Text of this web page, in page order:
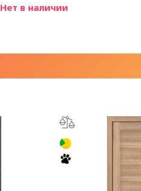
Нет в наличии